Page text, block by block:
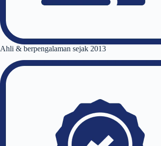
Ahli & berpengalaman sejak 2013